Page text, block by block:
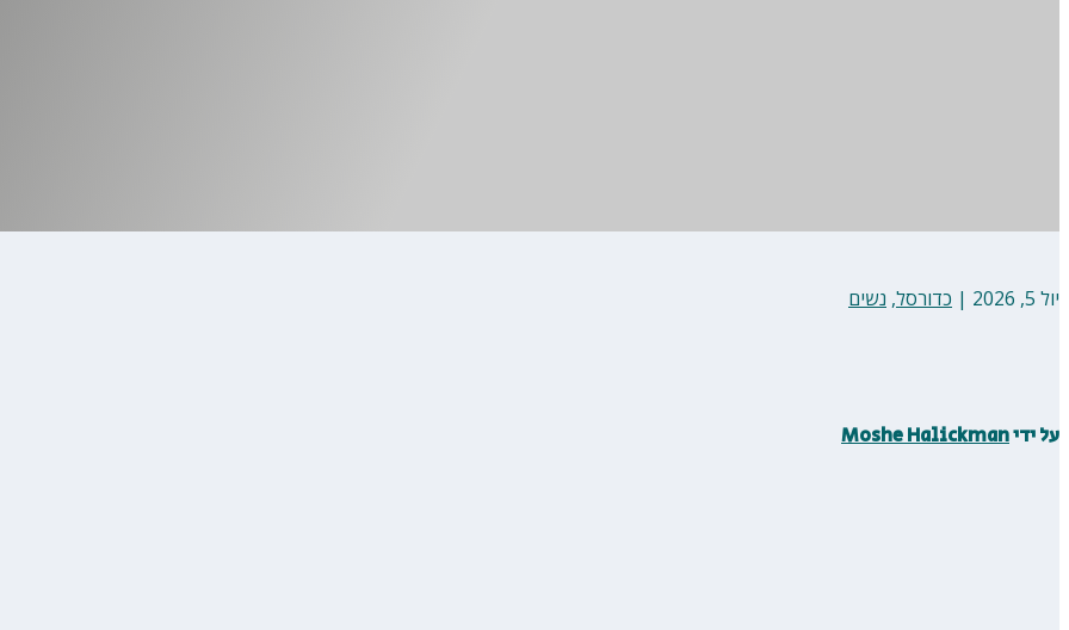
יול 5, 2026 | כדורסל, נשים
על ידיMoshe Halickman